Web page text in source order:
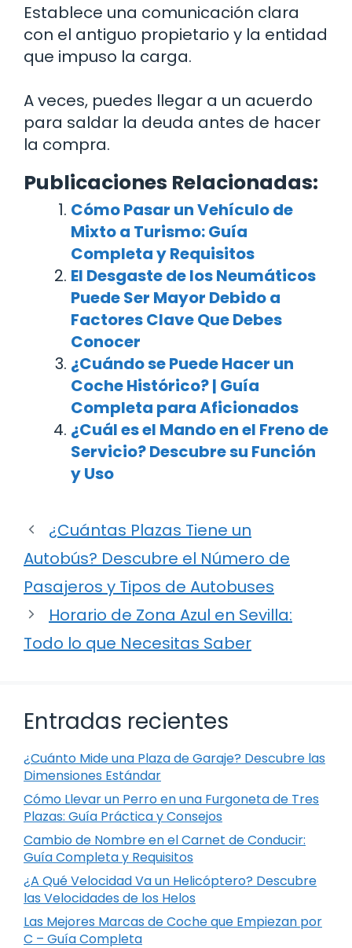
Establece una comunicación clara
con el antiguo propietario y la entidad
que impuso la carga.
A veces, puedes llegar a un acuerdo
para saldar la deuda antes de hacer
la compra.
Publicaciones Relacionadas:
Cómo Pasar un Vehículo de
Mixto a Turismo: Guía
Completa y Requisitos
El Desgaste de los Neumáticos
Puede Ser Mayor Debido a
Factores Clave Que Debes
Conocer
¿Cuándo se Puede Hacer un
Coche Histórico? | Guía
Completa para Aficionados
¿Cuál es el Mando en el Freno de
Servicio? Descubre su Función
y Uso
¿Cuántas Plazas Tiene un
Autobús? Descubre el Número de
Pasajeros y Tipos de Autobuses
Horario de Zona Azul en Sevilla:
Todo lo que Necesitas Saber
Entradas recientes
¿Cuánto Mide una Plaza de Garaje? Descubre las
Dimensiones Estándar
Cómo Llevar un Perro en una Furgoneta de Tres
Plazas: Guía Práctica y Consejos
Cambio de Nombre en el Carnet de Conducir:
Guía Completa y Requisitos
¿A Qué Velocidad Va un Helicóptero? Descubre
las Velocidades de los Helos
Las Mejores Marcas de Coche que Empiezan por
C – Guía Completa